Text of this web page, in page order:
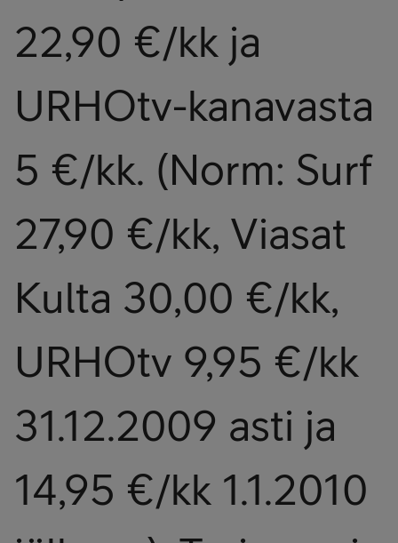
22,90 €/kk ja
URHOtv-kanavasta
5 €/kk. (Norm: Surf
27,90 €/kk, Viasat
Kulta 30,00 €/kk,
URHOtv 9,95 €/kk
31.12.2009 asti ja
14,95 €/kk 1.1.2010